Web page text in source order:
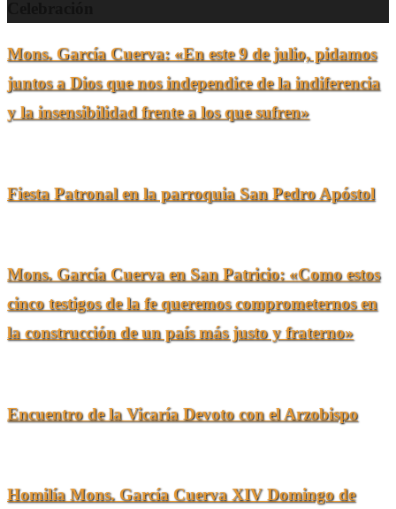
Mons. García Cuerva: «En este 9 de julio, pidamos
juntos a Dios que nos independice de la indiferencia
y la insensibilidad frente a los que sufren»
Fiesta Patronal en la parroquia San Pedro Apóstol
Mons. García Cuerva en San Patricio: «Como estos
cinco testigos de la fe queremos comprometernos en
la construcción de un país más justo y fraterno»
Encuentro de la Vicaría Devoto con el Arzobispo
Homilía Mons. García Cuerva XIV Domingo de